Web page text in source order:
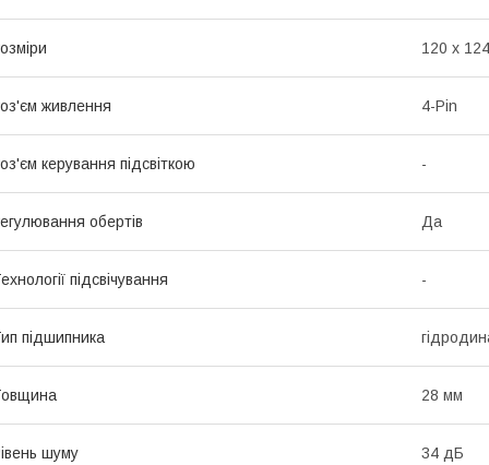
120 х
живлення 4-Pin
керування підсвіткою -
обертів Да
підсвічування -
підшипника
28 мм
шуму 34 дБ